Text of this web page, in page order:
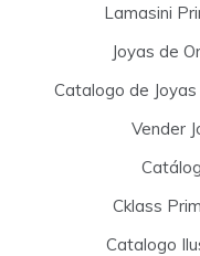
Lamasini
Joyas de
Catalogo de
Vender
Cklass
Catalogo